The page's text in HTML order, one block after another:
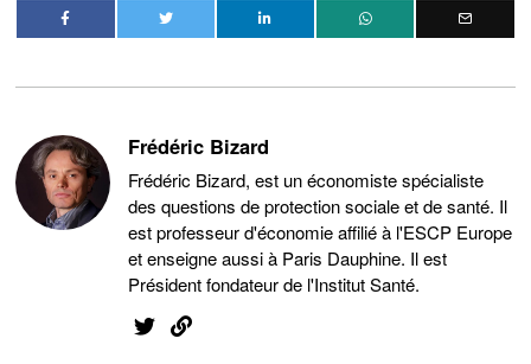
Frédéric Bizard
Frédéric Bizard, est un économiste spécialiste
des questions de protection sociale et de santé. Il
est professeur d'économie affilié à l'ESCP Europe
et enseigne aussi à Paris Dauphine. Il est
Président fondateur de l'Institut Santé.